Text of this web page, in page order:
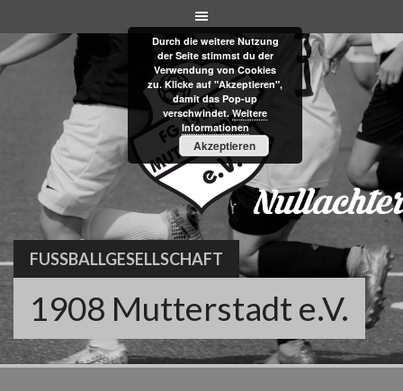
to
content
FUSSBALLGESELLSCHAFT
1908 Mutterstadt e.V.
Durch die weitere Nutzung
der Seite stimmst du der
Verwendung von Cookies
zu. Klicke auf "Akzeptieren",
damit das Pop-up
verschwindet.Weitere
Informationen
Akzeptieren